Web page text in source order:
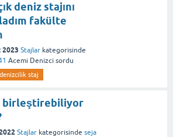
deniz stajını
fakülte
2023 Stajlar kategorisinde
Acemi Denizci sordu
denizcilik staj
birleştirebiliyor
Stajlar kategorisinde seja